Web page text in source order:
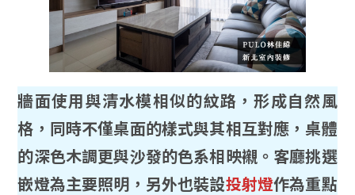
牆面使用與清水模相似的紋路，形成自然風
格，同時不僅桌面的樣式與其相互對應，桌體
的深色木調更與沙發的色系相映襯。客廳挑選
嵌燈為主要照明，另外也裝設投射燈作為重點